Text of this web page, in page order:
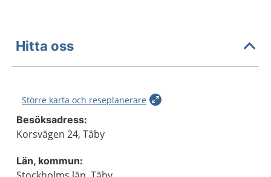
Hitta oss
Större karta och reseplanerare
Besöksadress:
Korsvägen 24, Täby
Län, kommun: